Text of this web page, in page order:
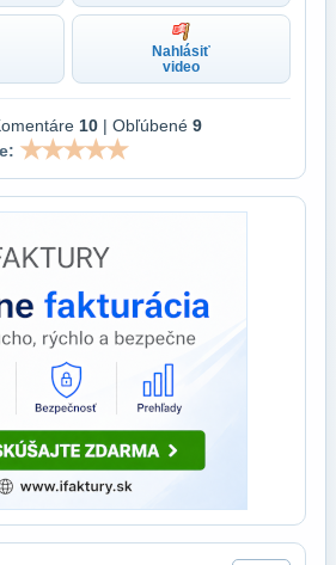
Nahlásiť
video
10 | Obľúbené 9